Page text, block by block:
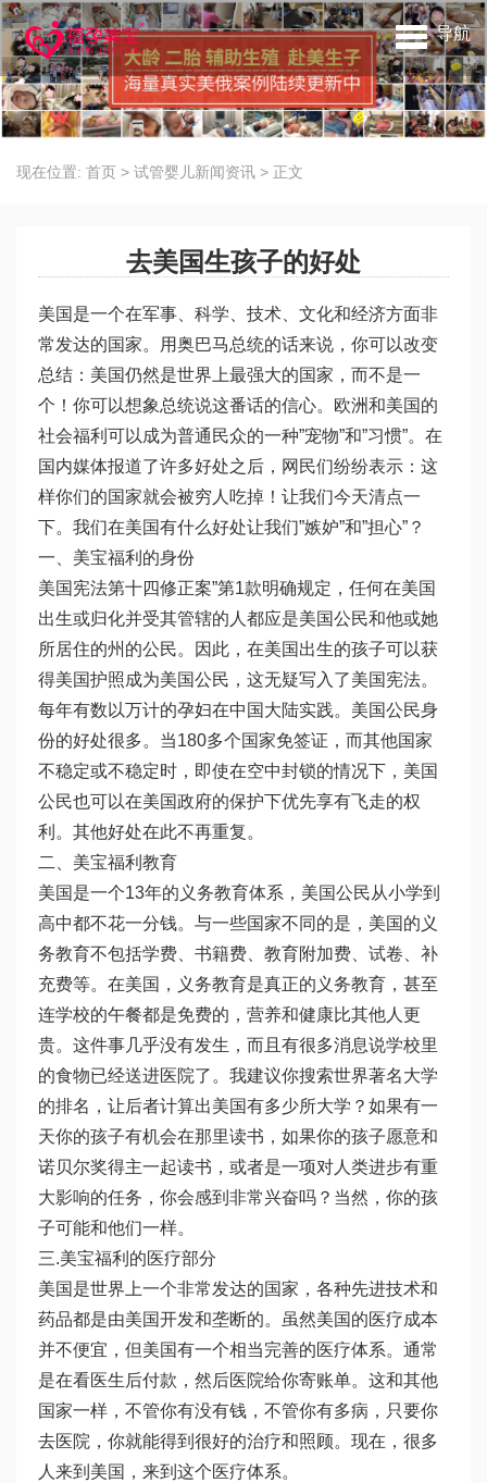
导航
现在位置: 首页 > 试管婴儿新闻资讯 > 正文
去美国生孩子的好处
美国是一个在军事、科学、技术、文化和经济方面非
常发达的国家。用奥巴马总统的话来说，你可以改变
总结：美国仍然是世界上最强大的国家，而不是一
个！你可以想象总统说这番话的信心。欧洲和美国的
社会福利可以成为普通民众的一种”宠物”和”习惯”。在
国内媒体报道了许多好处之后，网民们纷纷表示：这
样你们的国家就会被穷人吃掉！让我们今天清点一
下。我们在美国有什么好处让我们”嫉妒”和”担心”？
一、美宝福利的身份
美国宪法第十四修正案”第1款明确规定，任何在美国
出生或归化并受其管辖的人都应是美国公民和他或她
所居住的州的公民。因此，在美国出生的孩子可以获
得美国护照成为美国公民，这无疑写入了美国宪法。
每年有数以万计的孕妇在中国大陆实践。美国公民身
份的好处很多。当180多个国家免签证，而其他国家
不稳定或不稳定时，即使在空中封锁的情况下，美国
公民也可以在美国政府的保护下优先享有飞走的权
利。其他好处在此不再重复。
二、美宝福利教育
美国是一个13年的义务教育体系，美国公民从小学到
高中都不花一分钱。与一些国家不同的是，美国的义
务教育不包括学费、书籍费、教育附加费、试卷、补
充费等。在美国，义务教育是真正的义务教育，甚至
连学校的午餐都是免费的，营养和健康比其他人更
贵。这件事几乎没有发生，而且有很多消息说学校里
的食物已经送进医院了。我建议你搜索世界著名大学
的排名，让后者计算出美国有多少所大学？如果有一
天你的孩子有机会在那里读书，如果你的孩子愿意和
诺贝尔奖得主一起读书，或者是一项对人类进步有重
大影响的任务，你会感到非常兴奋吗？当然，你的孩
子可能和他们一样。
三.美宝福利的医疗部分
美国是世界上一个非常发达的国家，各种先进技术和
药品都是由美国开发和垄断的。虽然美国的医疗成本
并不便宜，但美国有一个相当完善的医疗体系。通常
是在看医生后付款，然后医院给你寄账单。这和其他
国家一样，不管你有没有钱，不管你有多病，只要你
去医院，你就能得到很好的治疗和照顾。现在，很多
人来到美国，来到这个医疗体系。